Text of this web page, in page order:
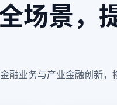
场景，
融业务与产业金融创新，